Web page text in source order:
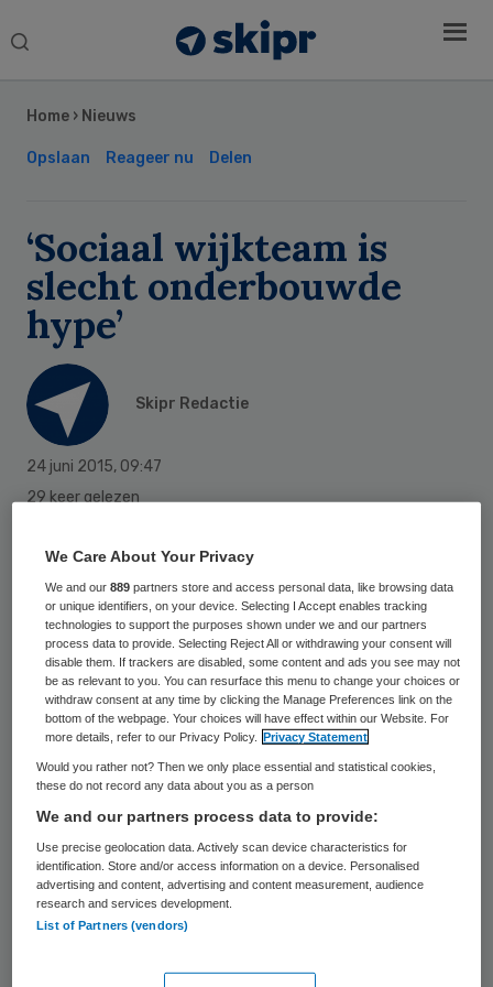
Search
Home › Nieuws
Opslaan Reageer nu Delen
‘Sociaal wijkteam is
slecht onderbouwde
hype’
Skipr Redactie
24 juni 2015, 09:47
29 keer gelezen
De massale keuze van gemeenten voor
sociale wijkteam is slecht onderbouwd en
gaat voorbij aan tal van problemen. Dat
betogen hoogleraren bestuurskunde
Heinrich Winter en Bert Marseille van de
Rijksuniversiteit Groningen (RUG) in het
Dagblad van het Noorden.
Ongeveer negen van de tien gemeenten
hebben inmiddels sociale wijkteams, waarin
verschillende maatschappelijke organisaties
op lokaal niveau samenwerken, opgetuigd
zorg, welzijn en ondersteuning.
Sidebar
We Care About Your Privacy
We and our889 partners store and access personal data, like browsing data
or unique identifiers, on your device. Selecting I Accept enables tracking
technologies to support the purposes shown under we and our partners
process data to provide. Selecting Reject All or withdrawing your consent will
disable them. If trackers are disabled, some content and ads you see may not
be as relevant to you. You can resurface this menu to change your choices or
withdraw consent at any time by clicking the Manage Preferences link on the
bottom of the webpage. Your choices will have effect within our Website. For
more details, refer to our Privacy Policy.
Privacy Statement
Would you rather not? Then we only place essential and statistical cookies,
these do not record any data about you as a person
We and our partners process data to provide:
Use precise geolocation data. Actively scan device characteristics for
identification. Store and/or access information on a device. Personalised
advertising and content, advertising and content measurement, audience
research and services development.
List of Partners (vendors)